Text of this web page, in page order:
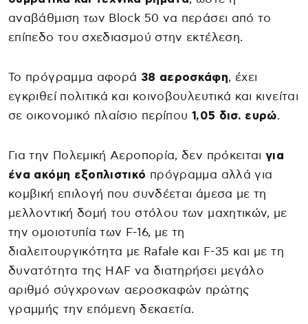
αναβάθμιση των Block 50 να περάσει από το
επίπεδο του σχεδιασμού στην εκτέλεση.
Το πρόγραμμα αφορά 38 αεροσκάφη, έχει
εγκριθεί πολιτικά και κοινοβουλευτικά και κινείται
σε οικονομικό πλαίσιο περίπου 1,05 δισ. ευρώ.
Για την Πολεμική Αεροπορία, δεν πρόκειταιγια
ένα ακόμη εξοπλιστικό πρόγραμμα αλλά για
κομβική επιλογή που συνδέεται άμεσα με τη
μελλοντική δομή του στόλου των μαχητικών, με
την ομοιοτυπία των F-16, με τη
διαλειτουργικότητα με Rafale και F-35 και με τη
δυνατότητα της HAF να διατηρήσει μεγάλο
αριθμό σύγχρονων αεροσκαφών πρώτης
γραμμής την επόμενη δεκαετία.